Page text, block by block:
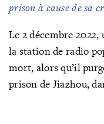
prison à cause de sa
Le 2 décembre
la station de radio
mort, alors qu’il
prison de Jiazhou,